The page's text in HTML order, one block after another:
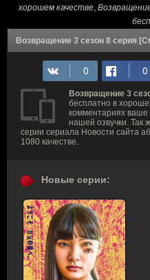
хорошем качестве,
Возвращение 3 сезон 8 серия
Возвращение 3
бесплатно в
комментариях ваше
нашей озвучки. Так
серии сериала Новости сайта
1080 качестве.
Новые серии: